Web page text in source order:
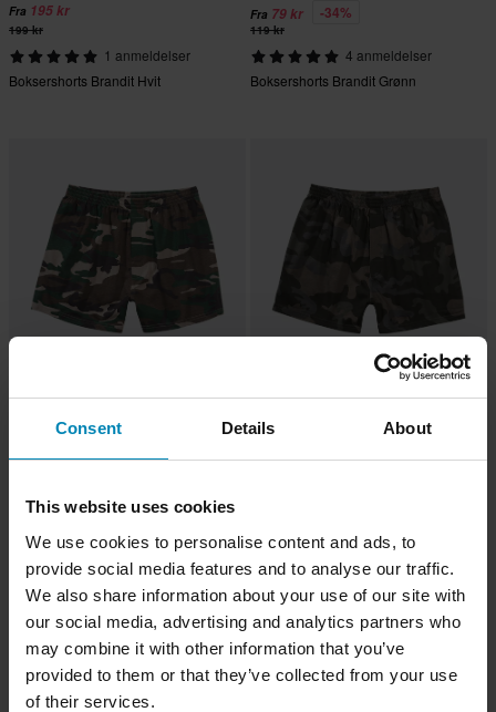
Consent Details About
This website uses cookies
We use cookies to personalise content and ads, to
provide social media features and to analyse our traffic.
We also share information about your use of our site with
our social media, advertising and analytics partners who
may combine it with other information that you’ve
provided to them or that they’ve collected from your use
of their services.
Fra 195 kr
199 kr
1 anmeldelser
Boksershorts Brandit Hvit
Fra 79 kr -34%
119 kr
4 anmeldelser
Boksershorts Brandit Grønn
Fra99 kr
3 anmeldelser
Fra99 kr
2 anmeldelser